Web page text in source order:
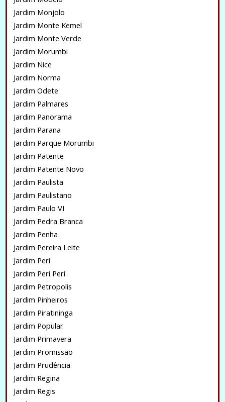
Jardim Monjolo
Jardim Monte Kemel
Jardim Monte Verde
Jardim Morumbi
Jardim Nice
Jardim Norma
Jardim Odete
Jardim Palmares
Jardim Panorama
Jardim Parana
Jardim Parque Morumbi
Jardim Patente
Jardim Patente Novo
Jardim Paulista
Jardim Paulistano
Jardim Paulo VI
Jardim Pedra Branca
Jardim Penha
Jardim Pereira Leite
Jardim Peri
Jardim Peri Peri
Jardim Petropolis
Jardim Pinheiros
Jardim Piratininga
Jardim Popular
Jardim Primavera
Jardim Promissão
Jardim Prudência
Jardim Regina
Jardim Regis